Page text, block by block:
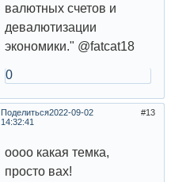
валютных счетов и
девалютизации
экономики." @fatcat18
0
Поделиться 13
2022-09-02
14:32:41
оооо какая темка,
просто вах!